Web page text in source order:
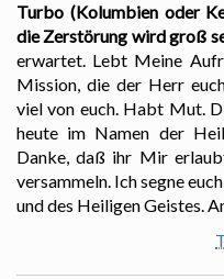
Turbo (Kolumbien oder
die Zerstörung wird groß
erwartet. Lebt Meine
Mission, die der Herr
viel von euch. Habt Mut.
heute im Namen der
Danke, daß ihr Mir
versammeln. Ich segne
und des Heiligen Geistes.